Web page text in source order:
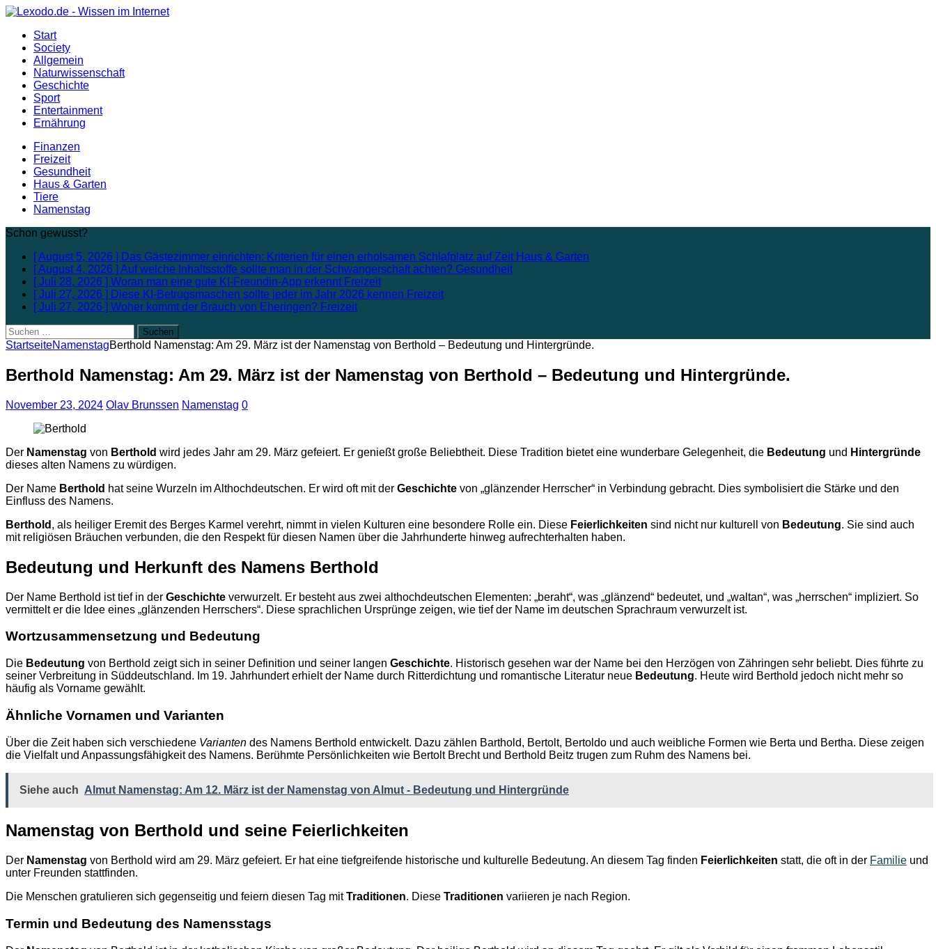
Start
Society
Allgemein
Naturwissenschaft
Geschichte
Sport
Entertainment
Ernährung
Finanzen
Freizeit
Gesundheit
Haus & Garten
Tiere
Namenstag
Schon gewusst?
[ August 5, 2026 ] Das Gästezimmer einrichten: Kriterien für einen erholsamen Schlafplatz auf Zeit Haus & Garten
[ August 4, 2026 ] Auf welche Inhaltsstoffe sollte man in der Schwangerschaft achten? Gesundheit
[ Juli 28, 2026 ] Woran man eine gute KI-Freundin-App erkennt Freizeit
[ Juli 27, 2026 ] Diese KI-Betrugsmaschen sollte jeder im Jahr 2026 kennen Freizeit
[ Juli 27, 2026 ] Woher kommt der Brauch von Eheringen? Freizeit
Suchen
nach:
StartseiteNamenstagBerthold Namenstag: Am 29. März ist der Namenstag von Berthold – Bedeutung und Hintergründe.
Berthold Namenstag: Am 29. März ist der Namenstag von Berthold – Bedeutung und Hintergründe.
November 23, 2024 Olav Brunssen Namenstag 0
Der Namenstag von Berthold wird jedes Jahr am 29. März gefeiert. Er genießt große Beliebtheit. Diese Tradition bietet eine wunderbare Gelegenheit, die Bedeutung und Hintergründe
dieses alten Namens zu würdigen.
Der Name Berthold hat seine Wurzeln im Althochdeutschen. Er wird oft mit der Geschichte von „glänzender Herrscher“ in Verbindung gebracht. Dies symbolisiert die Stärke und den
Einfluss des Namens.
Berthold , als heiliger Eremit des Berges Karmel verehrt, nimmt in vielen Kulturen eine besondere Rolle ein. Diese Feierlichkeiten sind nicht nur kulturell von Bedeutung. Sie sind auch
mit religiösen Bräuchen verbunden, die den Respekt für diesen Namen über die Jahrhunderte hinweg aufrechterhalten haben.
Bedeutung und Herkunft des Namens Berthold
Der Name Berthold ist tief in der Geschichte verwurzelt. Er besteht aus zwei althochdeutschen Elementen: „beraht“, was „glänzend“ bedeutet, und „waltan“, was „herrschen“ impliziert. So
vermittelt er die Idee eines „glänzenden Herrschers“. Diese sprachlichen Ursprünge zeigen, wie tief der Name im deutschen Sprachraum verwurzelt ist.
Wortzusammensetzung und Bedeutung
Die Bedeutung von Berthold zeigt sich in seiner Definition und seiner langen Geschichte. Historisch gesehen war der Name bei den Herzögen von Zähringen sehr beliebt. Dies führte zu
seiner Verbreitung in Süddeutschland. Im 19. Jahrhundert erhielt der Name durch Ritterdichtung und romantische Literatur neue Bedeutung. Heute wird Berthold jedoch nicht mehr so
häufig als Vorname gewählt.
Ähnliche Vornamen und Varianten
Über die Zeit haben sich verschiedene Varianten des Namens Berthold entwickelt. Dazu zählen Barthold, Bertolt, Bertoldo und auch weibliche Formen wie Berta und Bertha. Diese zeigen
die Vielfalt und Anpassungsfähigkeit des Namens. Berühmte Persönlichkeiten wie Bertolt Brecht und Berthold Beitz trugen zum Ruhm des Namens bei.
Siehe auch Almut Namenstag: Am 12. März ist der Namenstag von Almut - Bedeutung und Hintergründe
Namenstag von Berthold und seine Feierlichkeiten
Der Namenstag von Berthold wird am 29. März gefeiert. Er hat eine tiefgreifende historische und kulturelle Bedeutung. An diesem Tag finden Feierlichkeiten statt, die oft in der Familie und
unter Freunden stattfinden.
Die Menschen gratulieren sich gegenseitig und feiern diesen Tag mitTraditionen. Diese Traditionen variieren je nach Region.
Termin und Bedeutung des Namensstags